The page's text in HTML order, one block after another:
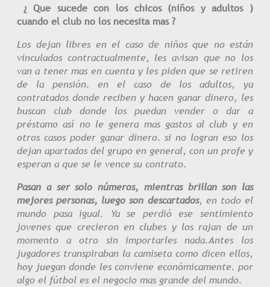
¿ Que sucede con los chicos (niños y adultos )
cuando el club no los necesita mas ?
Los dejan libres en el caso de niños que no están
vinculados contractualmente, les avisan que no los
van a tener mas en cuenta y les piden que se retiren
de la pensión. en el caso de los adultos, ya
contratados donde reciben y hacen ganar dinero, les
buscan club donde los puedan vender o dar a
préstamo así no le genera mas gastos al club y en
otros casos poder ganar dinero. si no logran eso los
dejan apartados del grupo en general, con un profe y
esperan a que se le vence su contrato.
Pasan a ser solo números, mientras brillan son las
mejores personas, luego son descartados, en todo el
mundo pasa igual. Ya se perdió ese sentimiento
jovenes que crecieron en clubes y los rajan de un
momento a otro sin importarles nada.Antes los
jugadores transpiraban la camiseta como dicen ellos,
hoy juegan donde les conviene económicamente. por
algo el fútbol es el negocio mas grande del mundo.